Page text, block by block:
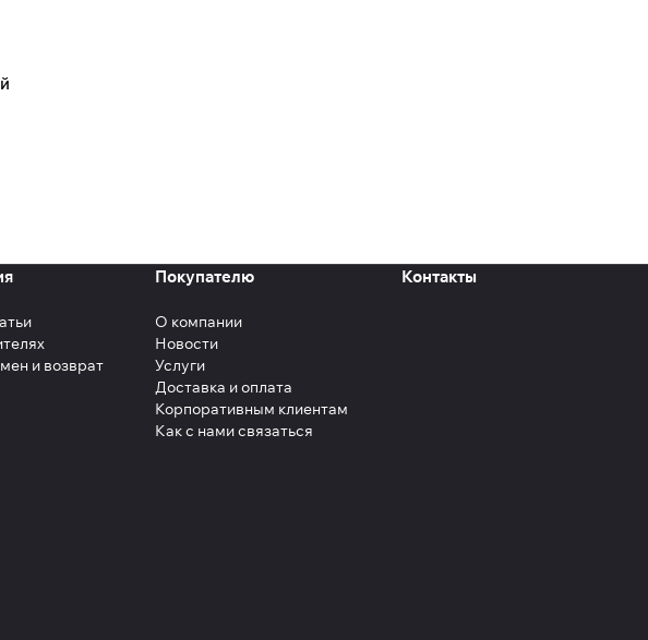
и возврат
Покупателю
О компании
Новости
Услуги
Доставка и оплата
Корпоративным клиентам
Как с нами связаться
Контакты